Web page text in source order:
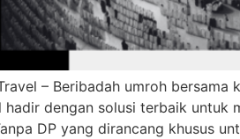
– Beribadah umroh
dengan solusi terbaik
DP yang dirancang khusus